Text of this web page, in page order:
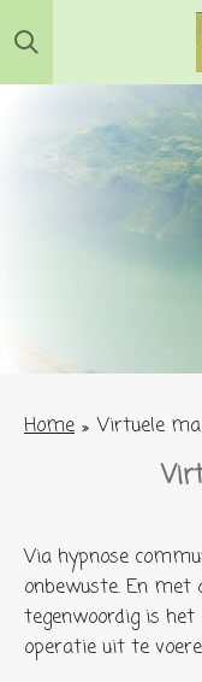
Ga
direct
naar
hoofdinhoud
Home » Virtuele
Via hypnose
onbewuste. En met
tegenwoordig is
operatie uit te